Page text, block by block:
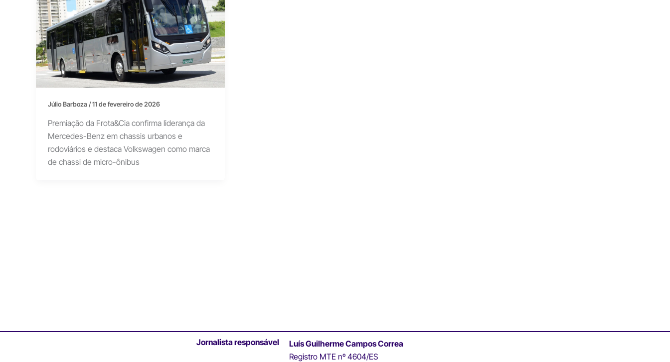
Júlio Barboza/11 de fevereiro de 2026
Premiação da Frota&Cia confirma liderança da
Mercedes-Benz em chassis urbanos e
rodoviários e destaca Volkswagen como marca
de chassi de micro-ônibus
Jornalista responsável
Luís Guilherme Campos Correa
Registro MTE nº 4604/ES